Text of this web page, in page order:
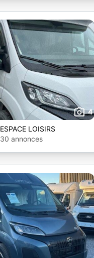
4
ESPACE LOISIRS
30 annonces